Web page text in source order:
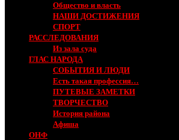
Общество и власть
НАШИ ДОСТИЖЕНИЯ
СПОРТ
РАССЛЕДОВАНИЯ
Из зала суда
ГЛАС НАРОДА
СОБЫТИЯ И ЛЮДИ
Есть такая профессия…
ПУТЕВЫЕ ЗАМЕТКИ
ТВОРЧЕСТВО
История района
Афиша
ОНФ